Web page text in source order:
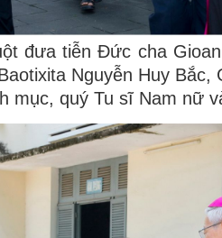
đưa tiễn Đức cha
Nguyễn Huy
mục, quý Tu sĩ Nam nữ